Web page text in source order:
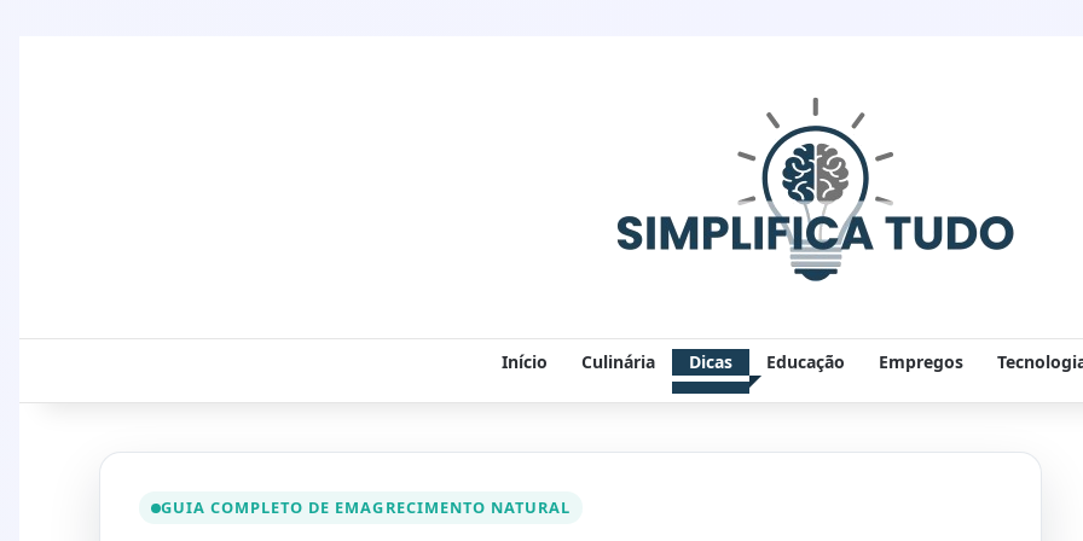
Início Culinária Dicas Educação Empregos
GUIA COMPLETO DE EMAGRECIMENTO NATURAL